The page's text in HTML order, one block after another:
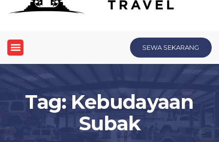
SEWA SEKARANG
Tag: Kebudayaan
Subak